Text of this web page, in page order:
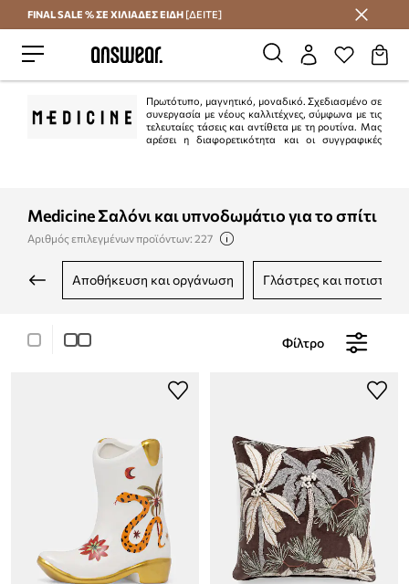
Εξοικονομήστε με το Answear Club
FINAL SALE % ΣΕ ΧΙΛΙΑΔΕΣ ΕΙΔΗ [ΔΕΙΤΕ]
Πρωτότυπο, μαγνητικό, μοναδικό. Σχεδιασμένο σε
συνεργασία με νέους καλλιτέχνες, σύμφωνα με τις
τελευταίες τάσεις και αντίθετα με τη ρουτίνα. Μας
αρέσει η διαφορετικότητα και οι συγγραφικές
Medicine Σαλόνι και υπνοδωμάτιο για το σπίτι
Αριθμός επιλεγμένων προϊόντων: 227
αποθήκευση και οργάνωση γλάστρες και
Φίλτρο